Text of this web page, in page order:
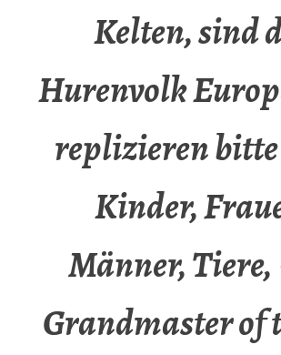
Kelten, sind
Hurenvolk
replizieren
Kinder,
Männer, Tiere,
Grandmaster of